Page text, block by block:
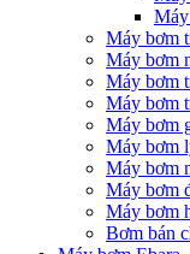
Máy bơm
Máy bơm
Máy bơm
Máy bơm
Máy bơm
Máy bơm
Máy bơm
Máy bơm
Máy bơm
Bơm bán